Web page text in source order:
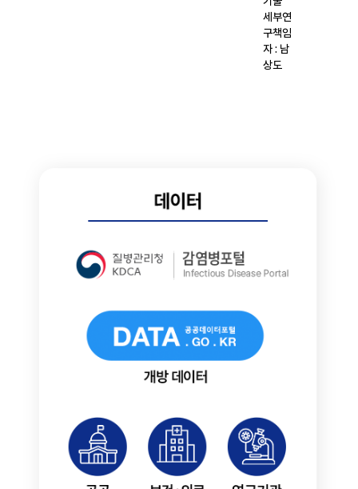
세부연
구책임
자 : 남
상도